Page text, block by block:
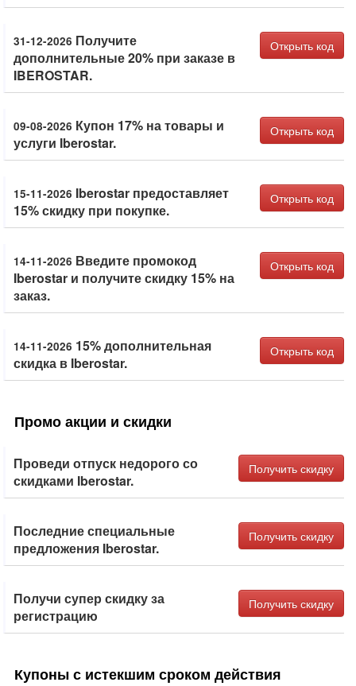
31-12-2026 Получите
дополнительные 20% при заказе в
IBEROSTAR.
Открыть код
09-08-2026 Купон 17% на товары и
услуги Iberostar.
Открыть код
15-11-2026 Iberostar предоставляет
15% скидку при покупке.
Открыть код
14-11-2026 Введите промокод
Iberostar и получите скидку 15% на
заказ.
Открыть код
14-11-2026 15% дополнительная
скидка в Iberostar.
Открыть код
Промо акции и скидки
Проведи отпуск недорого со
скидками Iberostar.
Получить скидку
Последние специальные
предложения Iberostar.
Получить скидку
Получи супер скидку за
регистрацию
Получить скидку
Купоны с истекшим сроком действия